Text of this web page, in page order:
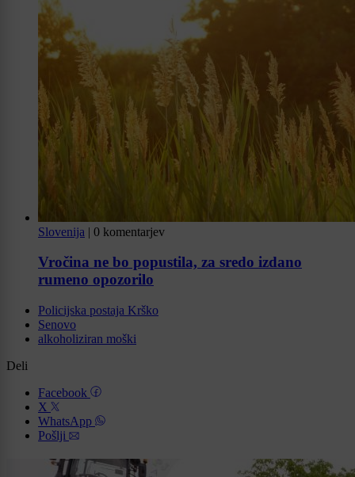
Slovenija | 0 komentarjev
Vročina ne bo popustila, za sredo izdano
rumeno opozorilo
Policijska postaja Krško
Senovo
alkoholiziran moški
Deli
Facebook
X
WhatsApp
Pošlji